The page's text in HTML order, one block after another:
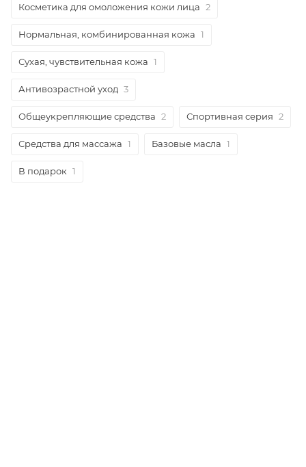
Косметика для омоложения кожи лица 2
Нормальная, комбинированная кожа 1
Сухая, чувствительная кожа 1
Антивозрастной уход 3
Общеукрепляющие средства 2 Спортивная серия 2
Средства для массажа 1 Базовые масла 1
В подарок 1